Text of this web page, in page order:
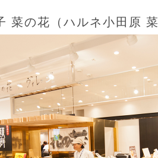
菜の花（ハルネ小田原